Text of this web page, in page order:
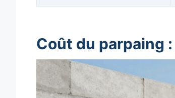
Coût du parpaing